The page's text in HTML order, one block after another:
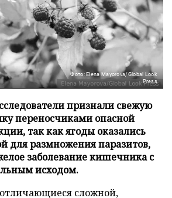
Фото: Elena Mayorova/Global Look
Press
признали свежую
переносчиками опасной
так как ягоды оказались
для размножения паразитов,
заболевание кишечника с
исходом.
сложной,